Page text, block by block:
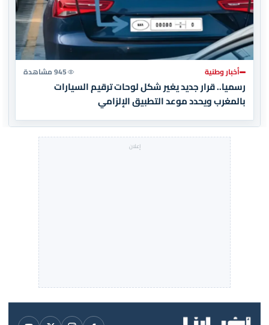
أخبار وطنية 945 مشاهدة
رسميا.. قرار جديد يغير شكل لوحات ترقيم السيارات
بالمغرب ويحدد موعد التطبيق الإلزامي